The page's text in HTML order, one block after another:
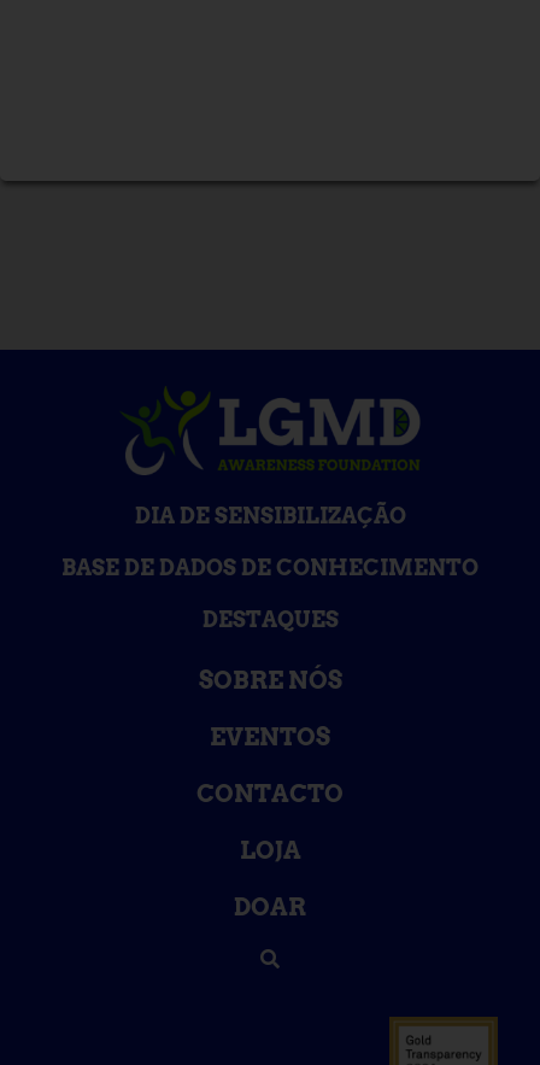
DIA DE SENSIBILIZAÇÃO
BASE DE DADOS DE CONHECIMENTO
DESTAQUES
SOBRE NÓS
EVENTOS
CONTACTO
LOJA
DOAR